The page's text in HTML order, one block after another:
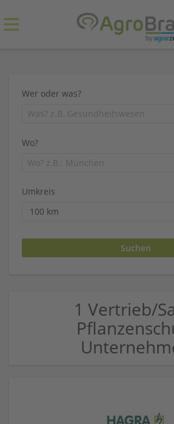
Wer oder was?
Wo?
Umkreis
1 Vertrieb/